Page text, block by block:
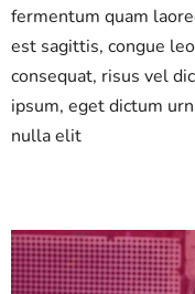
fermentum quam
est sagittis, congue
consequat, risus vel
ipsum, eget dictum
nulla elit